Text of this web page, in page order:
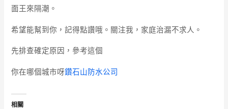
面王來隔潮。
希望能幫到你，記得點讚哦。關注我，家庭治漏不求人。
先排查確定原因，參考這個
你在哪個城市呀鑽石山防水公司
相關